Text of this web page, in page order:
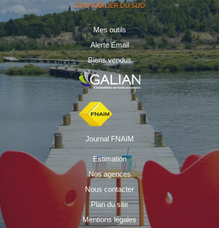
Mes outils
Alerte Email
Biens vendus
Journal FNAIM
Estimation
Nos agences
Nous contacter
Plan du site
Mentions légales